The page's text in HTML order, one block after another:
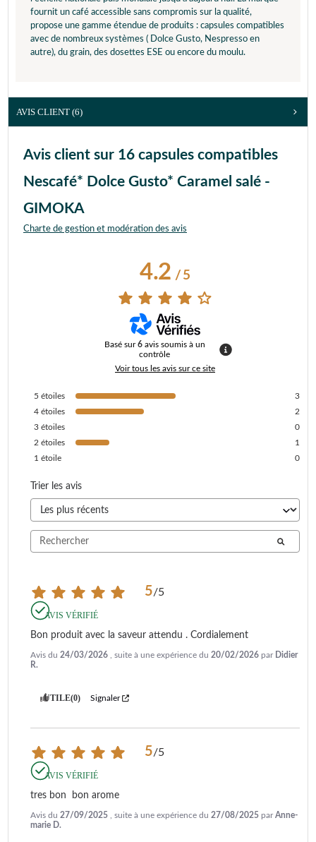
fournit un café accessible sans compromis sur la qualité,
propose une gamme étendue de produits : capsules compatibles
avec de nombreux systèmes ( Dolce Gusto, Nespresso en
autre), du grain, des dosettes ESE ou encore du moulu.
AVIS CLIENT (6)
Avis client sur 16 capsules compatibles
Nescafé* Dolce Gusto* Caramel salé -
GIMOKA
Charte de gestion et modération des avis
4.2/ 5
Basé sur6 avis soumis à un
contrôle
Voir tous les avis sur ce site
5 étoiles
3
4 étoiles
2
3 étoiles
0
2 étoiles
1
1 étoile 0
Trier les avis
5/5
AVIS VÉRIFIÉ
Bon produit avec la saveur attendu . Cordialement
Avis du 24/03/2026 , suite à une expérience du 20/02/2026 par Didier
R.
UTILE(0) Signaler
5/5
AVIS VÉRIFIÉ
tres bon  bon arome
Avis du 27/09/2025 , suite à une expérience du 27/08/2025 parAnne-
marie D.